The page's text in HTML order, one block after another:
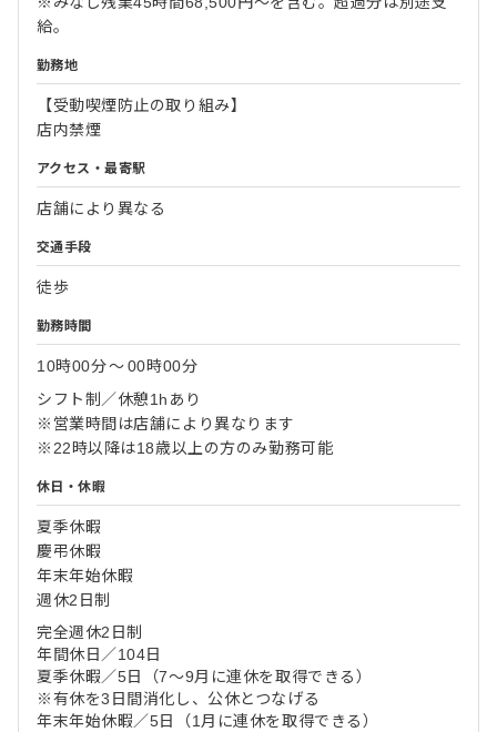
給。
勤務地
【受動喫煙防止の取り組み】
店内禁煙
アクセス・最寄駅
店舗により異なる
交通手段
徒歩
勤務時間
10時00分〜00時00分
シフト制／休憩1hあり
※営業時間は店舗により異なります
※22時以降は18歳以上の方のみ勤務可能
休日・休暇
夏季休暇
慶弔休暇
年末年始休暇
週休2日制
完全週休2日制
年間休日／104日
夏季休暇／5日（7～9月に連休を取得できる）
※有休を3日間消化し、公休とつなげる
年末年始休暇／5日（1月に連休を取得できる）